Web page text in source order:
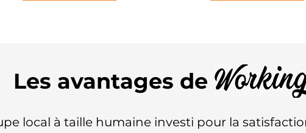
Les avantages de
local à taille humaine investi pour la